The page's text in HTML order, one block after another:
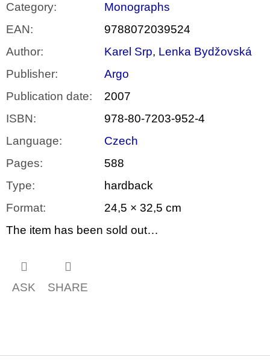
Category:
Monographs
EAN:
9788072039524
Author: Karel Srp, Lenka Bydžovská
Publisher:
Argo
Publication date:
2007
ISBN:
978-80-7203-952-4
Language:
Czech
Pages:
588
Type:
hardback
Format:
24,5 × 32,5 cm
The item has been sold out…
ASK SHARE